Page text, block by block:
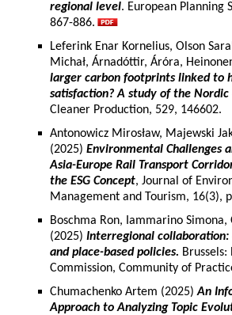
regional level. European Planning
867-886.
Leferink Enar Kornelius, Olson
Michał, Árnadóttir, Áróra,
larger carbon footprints linked to
satisfaction? A study of the Nordic
Cleaner Production, 529, 146602.
Antonowicz Mirosław, Majewski
(2025) Environmental Challenges
Asia-Europe Rail Transport
the ESG Concept, Journal of
Management and Tourism, 16(3),
Boschma Ron, Iammarino Simona,
(2025) Interregional collaboration:
and place-based policies. Brussels:
Commission, Community of
Chumachenko Artem (2025)An
Approach to Analyzing Topic